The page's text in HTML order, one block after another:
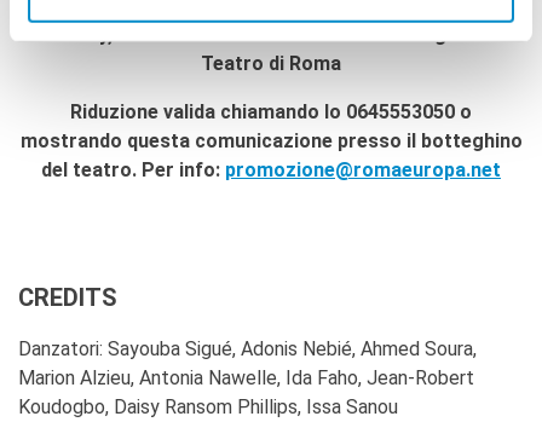
per lo spettacolo di apertura «Kirina» di Serge-Aimé
Teatro di Roma​
Riduzione valida chiamando lo 0645553050 o
mostrando questa comunicazione presso il botteghino
del teatro. Per info: promozione@romaeuropa.net
CREDITS
Danzatori: Sayouba Sigué, Adonis Nebié, Ahmed Soura,
Marion Alzieu, Antonia Nawelle, Ida Faho, Jean-Robert
Koudogbo, Daisy Ransom Phillips, Issa Sanou